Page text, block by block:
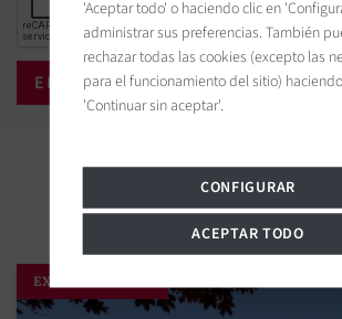
Propiedades
EXCLUSIVIDAD
'Aceptar todo' o haciendo clic en
administrar sus preferencias. También
rechazar todas las cookies (excepto las
para el funcionamiento del sitio)
'Continuar sin aceptar'.
CONFIGURAR
ACEPTAR TODO